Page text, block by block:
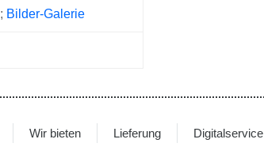
; Bilder-Galerie
Wir bieten Lieferung Digitalservice